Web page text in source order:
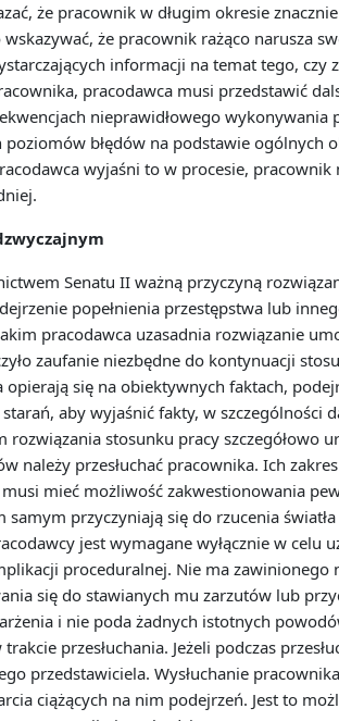
że pracownik w długim okresie
że pracownik rażąco narusza
informacji na temat tego,
pracodawca musi przedstawić
nieprawidłowego
błędów na podstawie ogólnych
wyjaśni to w procesie,
Senatu II ważną przyczyną
popełnienia przestępstwa lub
pracodawca uzasadnia rozwiązanie
zaufanie niezbędne do kontynuacji
się na obiektywnych faktach,
starań, aby wyjaśnić fakty, w
rozwiązania stosunku pracy
należy przesłuchać pracownika. Ich
mieć możliwość zakwestionowania
przyczyniają się do rzucenia
jest wymagane wyłącznie w
proceduralnej. Nie ma zawinionego
się do stawianych mu zarzutów lub
i nie poda żadnych istotnych
przesłuchania. Jeżeli podczas
przedstawiciela. Wysłuchanie
ciążących na nim podejrzeń. Jest to